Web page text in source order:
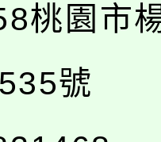
桃園市
號